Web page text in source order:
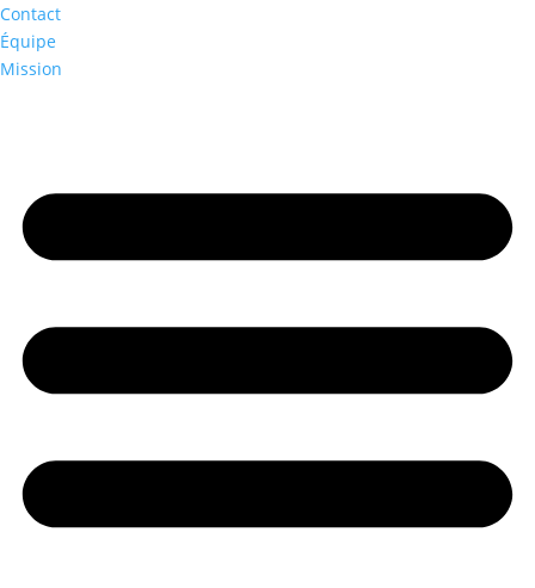
Contact
Équipe
Mission